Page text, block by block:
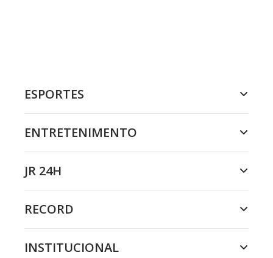
ESPORTES
ENTRETENIMENTO
JR 24H
RECORD
INSTITUCIONAL